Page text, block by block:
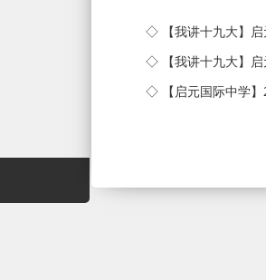
◇ 【我讲十九大】启
◇ 【我讲十九大】启
◇ 【启元国际中学】